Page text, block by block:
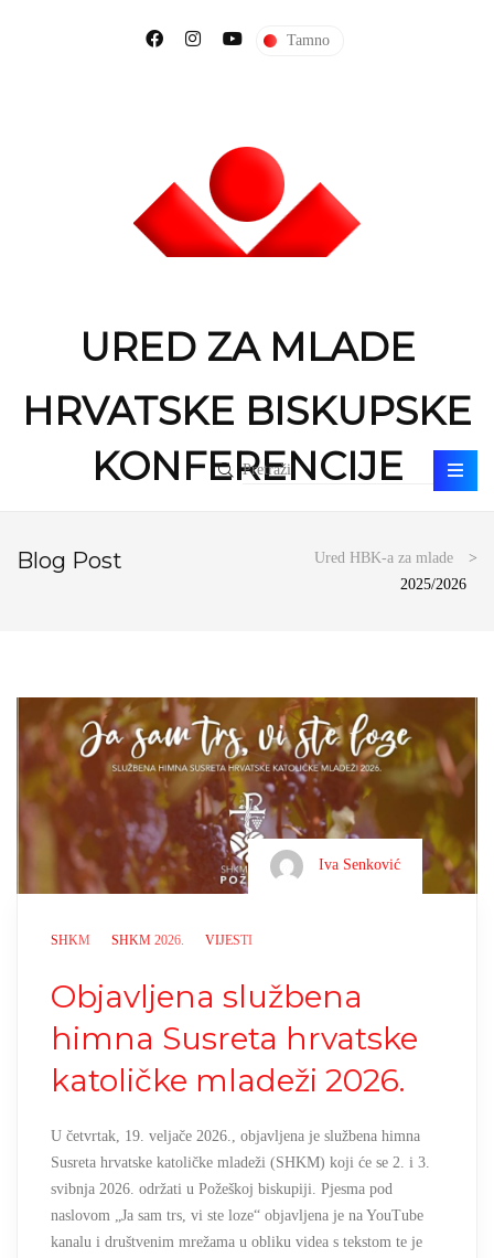
Tamno
URED ZA MLADE
HRVATSKE BISKUPSKE
KONFERENCIJE
Blog Post Ured HBK-a za mlade
>
2025/2026
Iva Senković
SHKM SHKM 2026. VIJESTI
Objavljena službena
himna Susreta hrvatske
katoličke mladeži 2026.
U četvrtak, 19. veljače 2026., objavljena je službena himna
Susreta hrvatske katoličke mladeži (SHKM) koji će se 2. i 3.
svibnja 2026. održati u Požeškoj biskupiji. Pjesma pod
naslovom „Ja sam trs, vi ste loze“ objavljena je na YouTube
kanalu i društvenim mrežama u obliku videa s tekstom te je